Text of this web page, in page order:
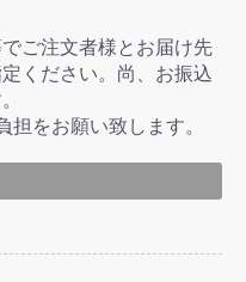
ご注文者様とお届け先
ください。尚、お振込
をお願い致します。